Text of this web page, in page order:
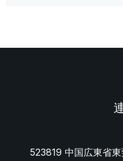
523819 中国広東省